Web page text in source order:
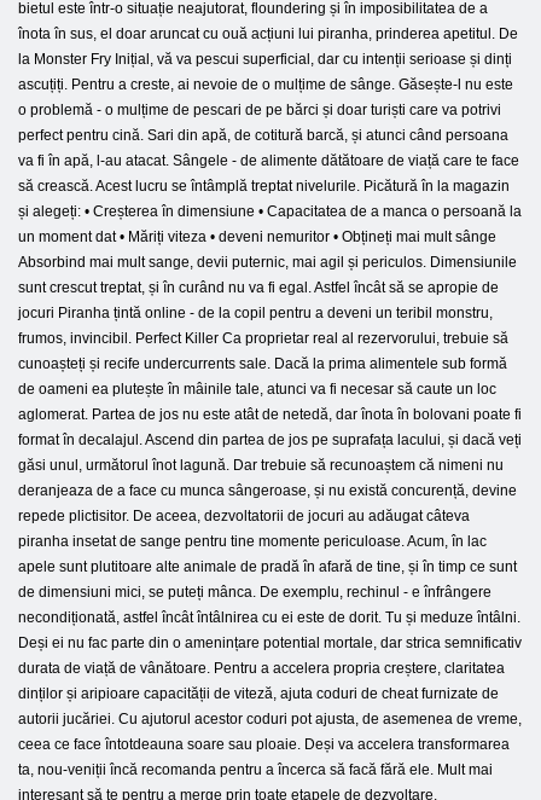
bietul este într-o situație neajutorat, floundering și în imposibilitatea de a
înota în sus, el doar aruncat cu ouă acțiuni lui piranha, prinderea apetitul. De
la Monster Fry Inițial, vă va pescui superficial, dar cu intenții serioase și dinți
ascuțiți. Pentru a creste, ai nevoie de o mulțime de sânge. Găsește-l nu este
o problemă - o mulțime de pescari de pe bărci și doar turiști care va potrivi
perfect pentru cină. Sari din apă, de cotitură barcă, și atunci când persoana
va fi în apă, l-au atacat. Sângele - de alimente dătătoare de viață care te face
să crească. Acest lucru se întâmplă treptat nivelurile. Picătură în la magazin
și alegeți: • Creșterea în dimensiune • Capacitatea de a manca o persoană la
un moment dat • Măriți viteza • deveni nemuritor • Obțineți mai mult sânge
Absorbind mai mult sange, devii puternic, mai agil și periculos. Dimensiunile
sunt crescut treptat, și în curând nu va fi egal. Astfel încât să se apropie de
jocuri Piranha țintă online - de la copil pentru a deveni un teribil monstru,
frumos, invincibil. Perfect Killer Ca proprietar real al rezervorului, trebuie să
cunoașteți și recife undercurrents sale. Dacă la prima alimentele sub formă
de oameni ea plutește în mâinile tale, atunci va fi necesar să caute un loc
aglomerat. Partea de jos nu este atât de netedă, dar înota în bolovani poate fi
format în decalajul. Ascend din partea de jos pe suprafața lacului, și dacă veți
găsi unul, următorul înot lagună. Dar trebuie să recunoaștem că nimeni nu
deranjeaza de a face cu munca sângeroase, și nu există concurență, devine
repede plictisitor. De aceea, dezvoltatorii de jocuri au adăugat câteva
piranha insetat de sange pentru tine momente periculoase. Acum, în lac
apele sunt plutitoare alte animale de pradă în afară de tine, și în timp ce sunt
de dimensiuni mici, se puteți mânca. De exemplu, rechinul - e înfrângere
necondiționată, astfel încât întâlnirea cu ei este de dorit. Tu și meduze întâlni.
Deși ei nu fac parte din o amenințare potential mortale, dar strica semnificativ
durata de viață de vânătoare. Pentru a accelera propria creștere, claritatea
dinților și aripioare capacității de viteză, ajuta coduri de cheat furnizate de
autorii jucăriei. Cu ajutorul acestor coduri pot ajusta, de asemenea de vreme,
ceea ce face întotdeauna soare sau ploaie. Deși va accelera transformarea
ta, nou-veniții încă recomanda pentru a încerca să facă fără ele. Mult mai
interesant să te pentru a merge prin toate etapele de dezvoltare,